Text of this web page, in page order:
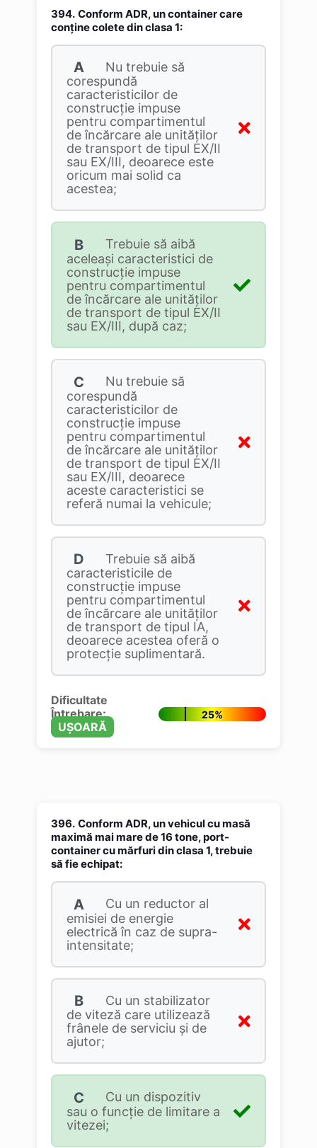
394. Conform ADR, un container care
conţine colete din clasa 1:
A
Nu trebuie să
corespundă
caracteristicilor de
construcție impuse
pentru compartimentul
de încărcare ale unităților
de transport de tipul EX/II
sau EX/III, deoarece este
oricum mai solid ca
acestea;
B
Trebuie să aibă
aceleași caracteristici de
construcție impuse
pentru compartimentul
de încărcare ale unităților
de transport de tipul EX/II
sau EX/III, după caz;
C
Nu trebuie să
corespundă
caracteristicilor de
construcție impuse
pentru compartimentul
de încărcare ale unităților
de transport de tipul EX/II
sau EX/III, deoarece
aceste caracteristici se
referă numai la vehicule;
D
Trebuie să aibă
caracteristicile de
construcție impuse
pentru compartimentul
de încărcare ale unităților
de transport de tipul IA,
deoarece acestea oferă o
protecție suplimentară.
Dificultate
Întrebare:
UȘOARĂ
25%
396. Conform ADR, un vehicul cu masă
maximă mai mare de 16 tone, port-
container cu mărfuri din clasa 1, trebuie
să fie echipat:
A
Cu un reductor al
emisiei de energie
electrică în caz de supra-
intensitate;
B
Cu un stabilizator
de viteză care utilizează
frânele de serviciu şi de
ajutor;
C
Cu un dispozitiv
sau o funcție de limitare a
vitezei;